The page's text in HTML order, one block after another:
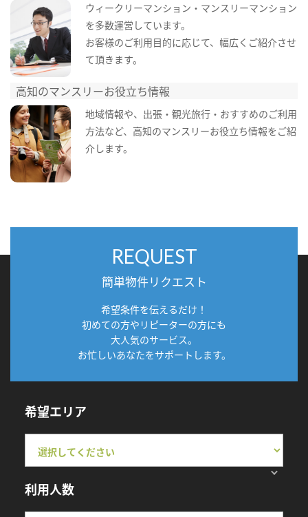
ウィークリーマンション・マンスリーマンション
を多数運営しています。
お客様のご利用目的に応じて、幅広くご紹介させ
て頂きます。
高知のマンスリーお役立ち情報
地域情報や、出張・観光旅行・おすすめのご利用
方法など、高知のマンスリーお役立ち情報をご紹
介します。
REQUEST
簡単物件リクエスト
希望条件を伝えるだけ！
初めての方やリピーターの方にも
大人気のサービス。
お忙しいあなたをサポートします。
希望エリア
利用人数